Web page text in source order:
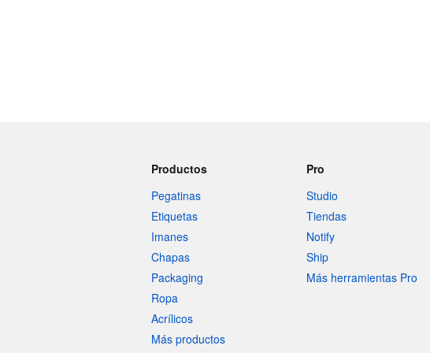
Productos
Pegatinas
Etiquetas
Imanes
Chapas
Packaging
Ropa
Acrílicos
Más productos
Pro
Studio
Tiendas
Notify
Ship
Más herramientas Pro